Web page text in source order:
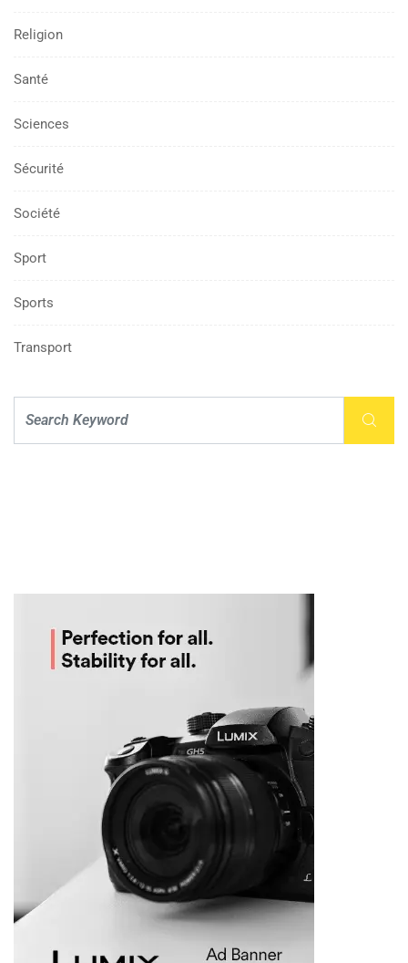
Religion
Santé
Sciences
Sécurité
Société
Sport
Sports
Transport